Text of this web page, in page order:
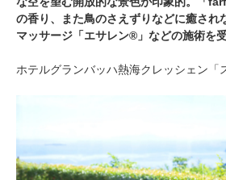
の香り、また鳥のさえずりなどに癒され
マッサージ「エサレン®」などの施術を
ホテルグランバッハ熱海クレッシェン「